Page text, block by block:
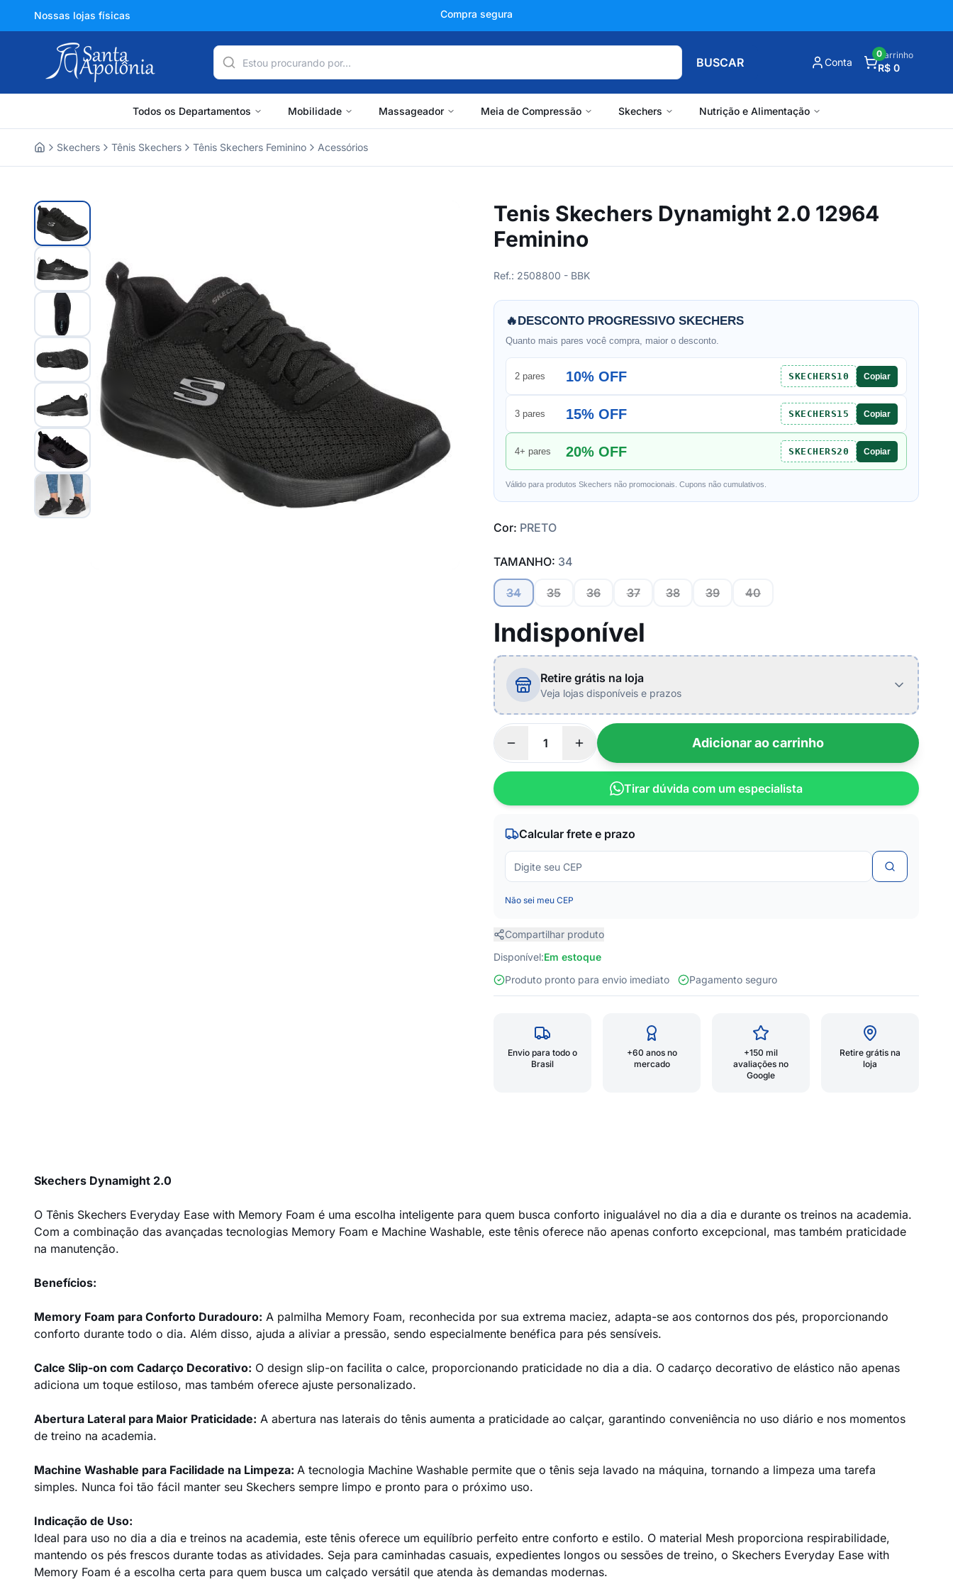
Nossas lojas físicas +150 mil avaliações
BUSCAR Conta
Carrinho
R$ 0
0
Todos os Departamentos Mobilidade Massageador Meia de Compressão Skechers Nutrição e Alimentação
Skechers Tênis Skechers Tênis Skechers Feminino Acessórios
Tenis Skechers Dynamight 2.0 12964
Feminino
Ref.: 2508800 - BBK
🔥DESCONTO PROGRESSIVO SKECHERS
Quanto mais pares você compra, maior o desconto.
2 pares 10% OFF SKECHERS10 Copiar
3 pares 15% OFF SKECHERS15 Copiar
4+ pares 20% OFF SKECHERS20 Copiar
Válido para produtos Skechers não promocionais. Cupons não cumulativos.
Cor: PRETO
TAMANHO: 34
34 35 36 37 38 39 40
Indisponível
Retire grátis na loja
Veja lojas disponíveis e prazos
Adicionar ao carrinho
Tirar dúvida com um especialista
Calcular frete e prazo
Não sei meu CEP
Compartilhar produto
Disponível:Em estoque
Produto pronto para envio imediato
Pagamento seguro
Envio para todo o
Brasil
+60 anos no
mercado
+150 mil
avaliações no
Google
Retire grátis na
loja
Skechers Dynamight 2.0
O Tênis Skechers Everyday Ease with Memory Foam é uma escolha inteligente para quem busca conforto inigualável no dia a dia e durante os treinos na academia.
Com a combinação das avançadas tecnologias Memory Foam e Machine Washable, este tênis oferece não apenas conforto excepcional, mas também praticidade
na manutenção.
Benefícios:
Memory Foam para Conforto Duradouro: A palmilha Memory Foam, reconhecida por sua extrema maciez, adapta-se aos contornos dos pés, proporcionando
conforto durante todo o dia. Além disso, ajuda a aliviar a pressão, sendo especialmente benéfica para pés sensíveis.
Calce Slip-on com Cadarço Decorativo: O design slip-on facilita o calce, proporcionando praticidade no dia a dia. O cadarço decorativo de elástico não apenas
adiciona um toque estiloso, mas também oferece ajuste personalizado.
Abertura Lateral para Maior Praticidade: A abertura nas laterais do tênis aumenta a praticidade ao calçar, garantindo conveniência no uso diário e nos momentos
de treino na academia.
Machine Washable para Facilidade na Limpeza: A tecnologia Machine Washable permite que o tênis seja lavado na máquina, tornando a limpeza uma tarefa
simples. Nunca foi tão fácil manter seu Skechers sempre limpo e pronto para o próximo uso.
Indicação de Uso:
Ideal para uso no dia a dia e treinos na academia, este tênis oferece um equilíbrio perfeito entre conforto e estilo. O material Mesh proporciona respirabilidade,
mantendo os pés frescos durante todas as atividades. Seja para caminhadas casuais, expedientes longos ou sessões de treino, o Skechers Everyday Ease with
Memory Foam é a escolha certa para quem busca um calçado versátil que atenda às demandas modernas.